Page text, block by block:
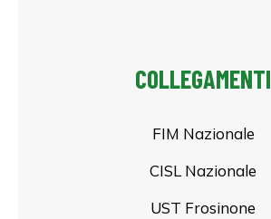
COLLEGAMENTI
FIM Nazionale
CISL Nazionale
UST Frosinone